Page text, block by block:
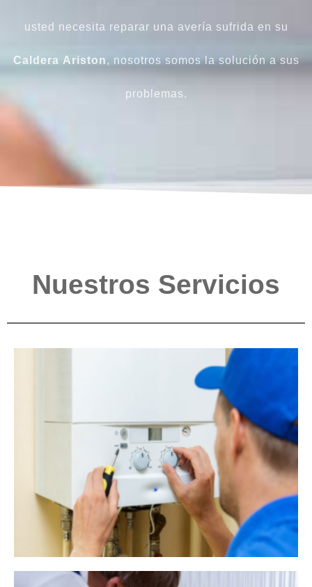
usted necesita reparar una avería sufrida en su
Caldera Ariston, nosotros somos la solución a sus
problemas.
Nuestros Servicios